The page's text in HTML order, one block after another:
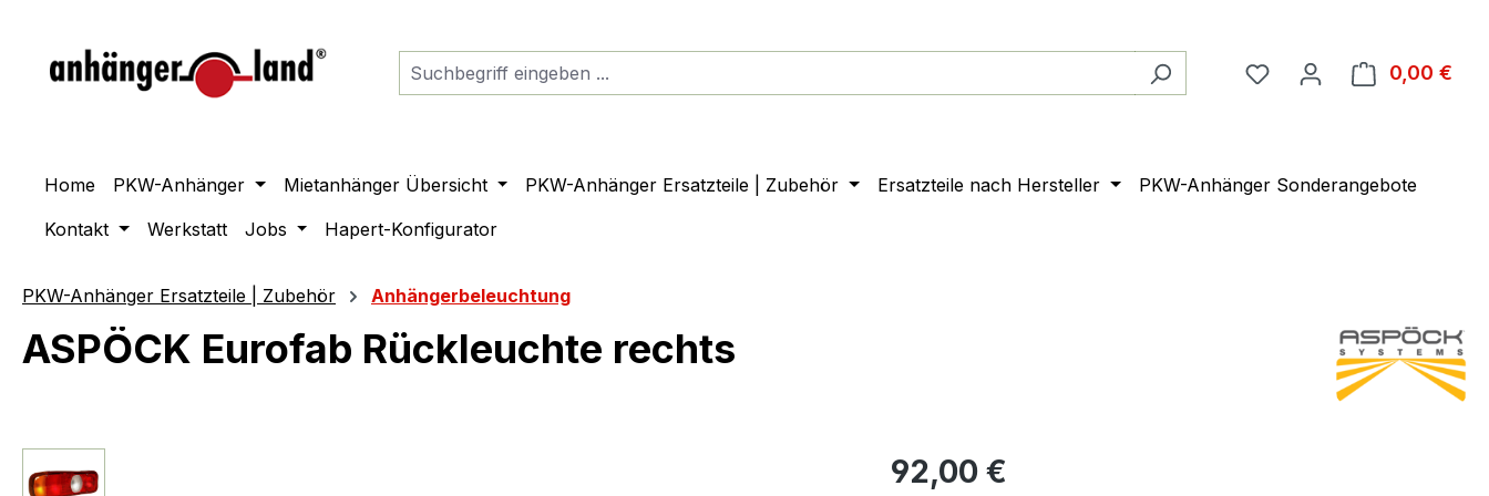
0,00 €
Home PKW-Anhänger Mietanhänger Übersicht PKW-Anhänger Ersatzteile | Zubehör Ersatzteile nach Hersteller
PKW-Anhänger Sonderangebote
Kontakt
Werkstatt Jobs Hapert-Konfigurator
PKW-Anhänger Ersatzteile | Zubehör Anhängerbeleuchtung
ASPÖCK Eurofab Rückleuchte rechts
92,00 €